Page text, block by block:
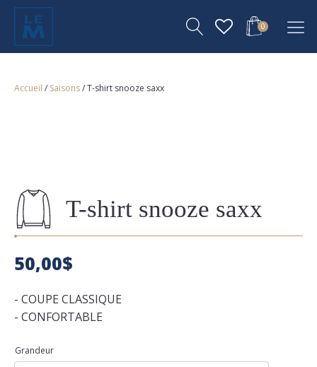
0
Accueil / Saisons/ T-shirt snooze saxx
T-shirt snooze saxx
50,00$
- COUPE CLASSIQUE
- CONFORTABLE
Grandeur